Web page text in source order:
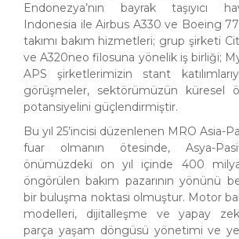
Endonezya’nın bayrak taşıyıcı
Indonesia ile Airbus A330 ve Boeing
takımı bakım hizmetleri; grup şirketi
ve A320neo filosuna yönelik iş birliği;
APS şirketlerimizin stant
görüşmeler, sektörümüzün küresel
potansiyelini güçlendirmiştir.
Bu yıl 25’incisi düzenlenen MRO Asia-
fuar olmanın ötesinde, Asya-
önümüzdeki on yıl içinde 400
öngörülen bakım pazarının yönünü
bir buluşma noktası olmuştur. Motor
modelleri, dijitalleşme ve yapay
parça yaşam döngüsü yönetimi ve